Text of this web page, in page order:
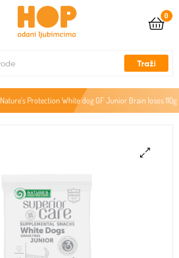
0
Traži
Nature’s Protection White dog GF Junior Brain losos 110g